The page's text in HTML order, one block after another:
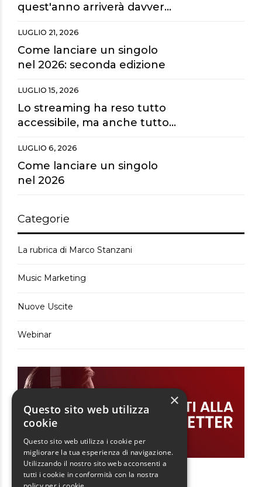
quest'anno arriverà davvero
LUGLIO 21, 2026
Come lanciare un singolo
nel 2026: seconda edizione
LUGLIO 15, 2026
Lo streaming ha reso tutto
accessibile, ma anche tutto
LUGLIO 6, 2026
Come lanciare un singolo
nel 2026
Categorie
La rubrica di Marco Stanzani
Music Marketing
Nuove Uscite
Webinar
×
Questo sito web utilizza
cookie
Questo sito web utilizza i cookie per
migliorare la tua esperienza di navigazione.
Utilizzando il nostro sito web acconsenti a
tutti i cookie in conformità con la nostra